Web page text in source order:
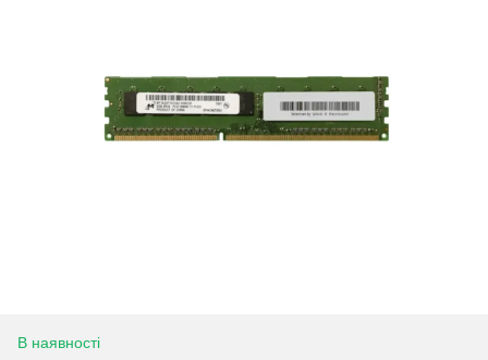
В наявності